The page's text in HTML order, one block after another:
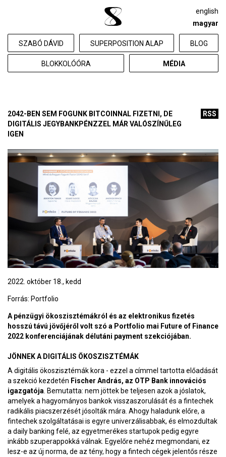
SZABÓ DÁVID SUPERPOSITION ALAP BLOG
BLOKKOLÓÓRA MÉDIA
english
magyar
RSS
2042-BEN SEM FOGUNK BITCOINNAL FIZETNI, DE
DIGITÁLIS JEGYBANKPÉNZZEL MÁR VALÓSZÍNŰLEG
IGEN
2022. október 18., kedd
Forrás: Portfolio
A pénzügyi ökoszisztémákról és az elektronikus fizetés
hosszú távú jövőjéről volt szó a Portfolio mai Future of Finance
2022 konferenciájának délutáni payment szekciójában.
JÖNNEK A DIGITÁLIS ÖKOSZISZTÉMÁK
A digitális ökoszisztémák kora - ezzel a címmel tartotta előadását
a szekció kezdetén Fischer András, az OTP Bank innovációs
igazgatója . Bemutatta: nem jöttek be teljesen azok a jóslatok,
amelyek a hagyományos bankok visszaszorulását és a fintechek
radikális piacszerzését jósolták mára. Ahogy haladunk előre, a
fintechek szolgáltatásai is egyre univerzálisabbak, és elmozdultak
a daily banking felé, az egyetmerékes startupok pedig egyre
inkább szuperappokká válnak. Egyelőre nehéz megmondani, ez
lesz-e az új norma, de az tény, hogy a fintech cégek jelentős része